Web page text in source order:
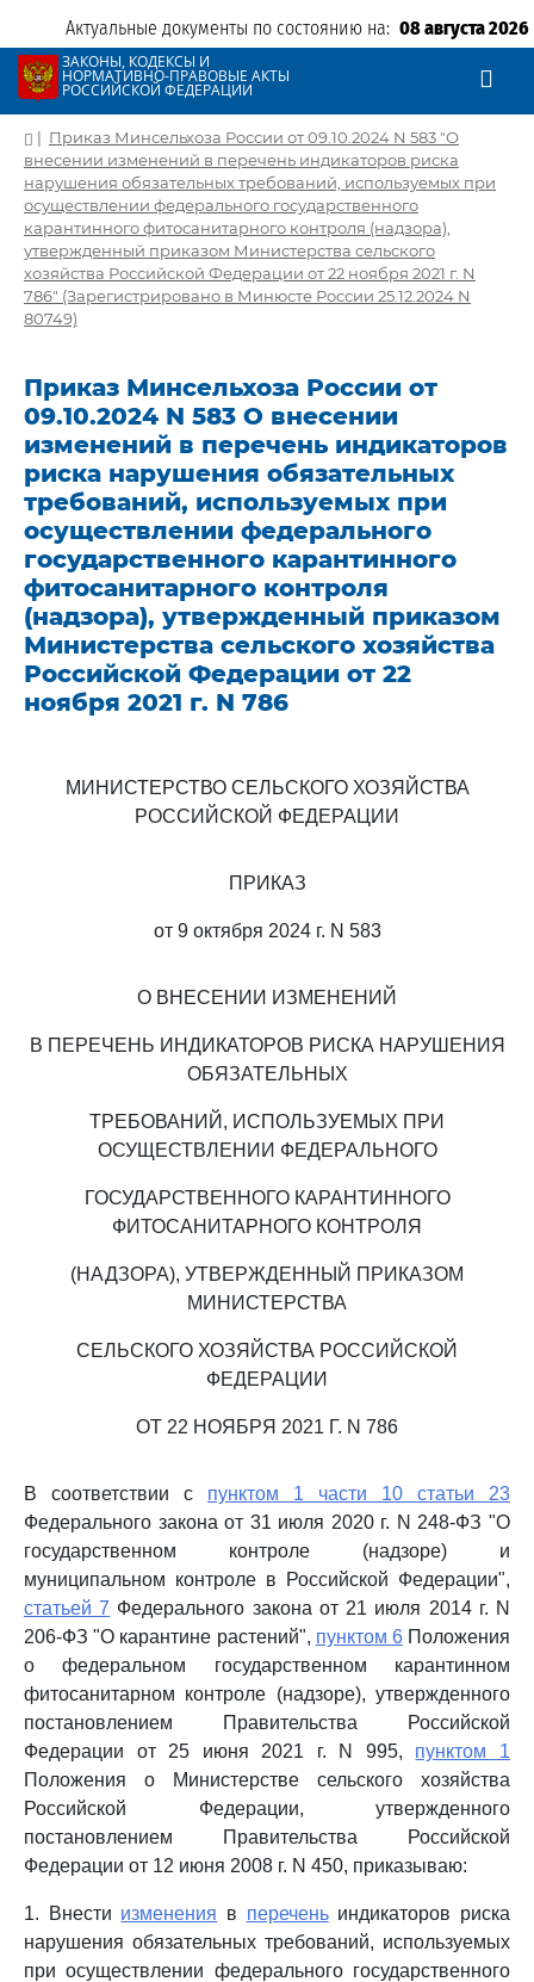
Актуальные документы по состоянию на: 08 августа 2026
ЗАКОНЫ, КОДЕКСЫ И
НОРМАТИВНО-ПРАВОВЫЕ АКТЫ
РОССИЙСКОЙ ФЕДЕРАЦИИ
| Приказ Минсельхоза России от 09.10.2024 N 583 "О
внесении изменений в перечень индикаторов риска
нарушения обязательных требований, используемых при
осуществлении федерального государственного
карантинного фитосанитарного контроля (надзора),
утвержденный приказом Министерства сельского
хозяйства Российской Федерации от 22 ноября 2021 г. N
786" (Зарегистрировано в Минюсте России 25.12.2024 N
80749)
Приказ Минсельхоза России от
09.10.2024 N 583 О внесении
изменений в перечень индикаторов
риска нарушения обязательных
требований, используемых при
осуществлении федерального
государственного карантинного
фитосанитарного контроля
(надзора), утвержденный приказом
Министерства сельского хозяйства
Российской Федерации от 22
ноября 2021 г. N 786
МИНИСТЕРСТВО СЕЛЬСКОГО ХОЗЯЙСТВА
РОССИЙСКОЙ ФЕДЕРАЦИИ
ПРИКАЗ
от 9 октября 2024 г. N 583
О ВНЕСЕНИИ ИЗМЕНЕНИЙ
В ПЕРЕЧЕНЬ ИНДИКАТОРОВ РИСКА НАРУШЕНИЯ
ОБЯЗАТЕЛЬНЫХ
ТРЕБОВАНИЙ, ИСПОЛЬЗУЕМЫХ ПРИ
ОСУЩЕСТВЛЕНИИ ФЕДЕРАЛЬНОГО
ГОСУДАРСТВЕННОГО КАРАНТИННОГО
ФИТОСАНИТАРНОГО КОНТРОЛЯ
(НАДЗОРА), УТВЕРЖДЕННЫЙ ПРИКАЗОМ
МИНИСТЕРСТВА
СЕЛЬСКОГО ХОЗЯЙСТВА РОССИЙСКОЙ
ФЕДЕРАЦИИ
ОТ 22 НОЯБРЯ 2021 Г. N 786
В соответствии с пунктом 1 части 10 статьи 23
Федерального закона от 31 июля 2020 г. N 248-ФЗ "О
государственном контроле (надзоре) и
муниципальном контроле в Российской Федерации",
статьей 7 Федерального закона от 21 июля 2014 г. N
206-ФЗ "О карантине растений", пунктом 6Положения
о федеральном государственном карантинном
фитосанитарном контроле (надзоре), утвержденного
постановлением Правительства Российской
Федерации от 25 июня 2021 г. N 995, пунктом 1
Положения о Министерстве сельского хозяйства
Российской Федерации, утвержденного
постановлением Правительства Российской
Федерации от 12 июня 2008 г. N 450, приказываю:
1. Внести изменения в переченьиндикаторов риска
нарушения обязательных требований, используемых
при осуществлении федерального государственного